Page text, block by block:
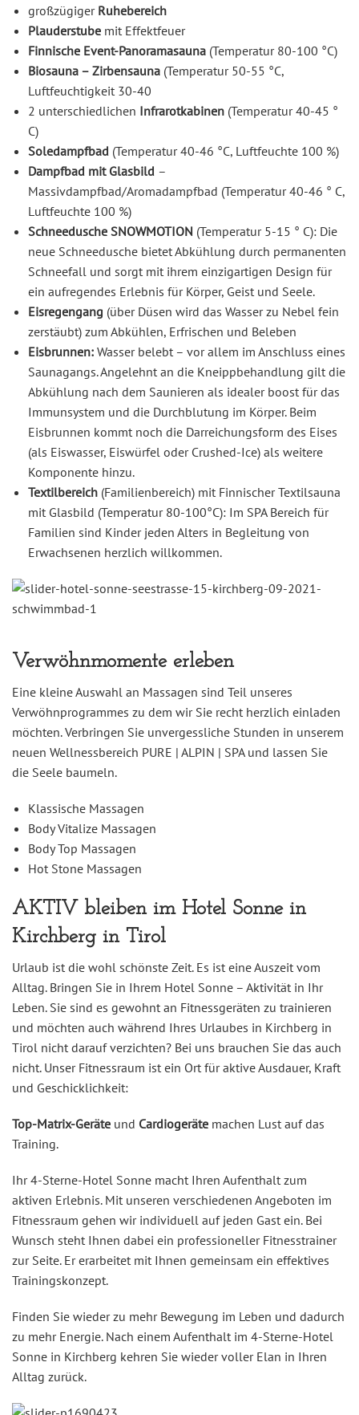
großzügiger Ruhebereich
Plauderstube mit Effektfeuer
Finnische Event-Panoramasauna (Temperatur 80-100 °C)
Biosauna – Zirbensauna (Temperatur 50-55 °C,
Luftfeuchtigkeit 30-40
2 unterschiedlichen Infrarotkabinen (Temperatur 40-45 °
C)
Soledampfbad (Temperatur 40-46 °C, Luftfeuchte 100 %)
Dampfbad mit Glasbild –
Massivdampfbad/Aromadampfbad (Temperatur 40-46 ° C,
Luftfeuchte 100 %)
Schneedusche SNOWMOTION (Temperatur 5-15 ° C): Die
neue Schneedusche bietet Abkühlung durch permanenten
Schneefall und sorgt mit ihrem einzigartigen Design für
ein aufregendes Erlebnis für Körper, Geist und Seele.
Eisregengang (über Düsen wird das Wasser zu Nebel fein
zerstäubt) zum Abkühlen, Erfrischen und Beleben
Eisbrunnen: Wasser belebt – vor allem im Anschluss eines
Saunagangs. Angelehnt an die Kneippbehandlung gilt die
Abkühlung nach dem Saunieren als idealer boost für das
Immunsystem und die Durchblutung im Körper. Beim
Eisbrunnen kommt noch die Darreichungsform des Eises
(als Eiswasser, Eiswürfel oder Crushed-Ice) als weitere
Komponente hinzu.
Textilbereich (Familienbereich) mit Finnischer Textilsauna
mit Glasbild (Temperatur 80-100°C): Im SPA Bereich für
Familien sind Kinder jeden Alters in Begleitung von
Erwachsenen herzlich willkommen.
Verwöhnmomente erleben
Eine kleine Auswahl an Massagen sind Teil unseres
Verwöhnprogrammes zu dem wir Sie recht herzlich einladen
möchten. Verbringen Sie unvergessliche Stunden in unserem
neuen Wellnessbereich PURE | ALPIN | SPA und lassen Sie
die Seele baumeln.
Klassische Massagen
Body Vitalize Massagen
Body Top Massagen
Hot Stone Massagen
AKTIV bleiben im Hotel Sonne in
Kirchberg in Tirol
Urlaub ist die wohl schönste Zeit. Es ist eine Auszeit vom
Alltag. Bringen Sie in Ihrem Hotel Sonne – Aktivität in Ihr
Leben. Sie sind es gewohnt an Fitnessgeräten zu trainieren
und möchten auch während Ihres Urlaubes in Kirchberg in
Tirol nicht darauf verzichten? Bei uns brauchen Sie das auch
nicht. Unser Fitnessraum ist ein Ort für aktive Ausdauer, Kraft
und Geschicklichkeit:
Top-Matrix-Geräte und Cardiogeräte machen Lust auf das
Training.
Ihr 4-Sterne-Hotel Sonne macht Ihren Aufenthalt zum
aktiven Erlebnis. Mit unseren verschiedenen Angeboten im
Fitnessraum gehen wir individuell auf jeden Gast ein. Bei
Wunsch steht Ihnen dabei ein professioneller Fitnesstrainer
zur Seite. Er erarbeitet mit Ihnen gemeinsam ein effektives
Trainingskonzept.
Finden Sie wieder zu mehr Bewegung im Leben und dadurch
zu mehr Energie. Nach einem Aufenthalt im 4-Sterne-Hotel
Sonne in Kirchberg kehren Sie wieder voller Elan in Ihren
Alltag zurück.